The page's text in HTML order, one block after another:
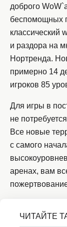
доброго
беспомощных
классический
и раздора на
Нортренда.
примерно 14
игроков 85
Для игры в
не
Все новые
с самого
аренах, вам